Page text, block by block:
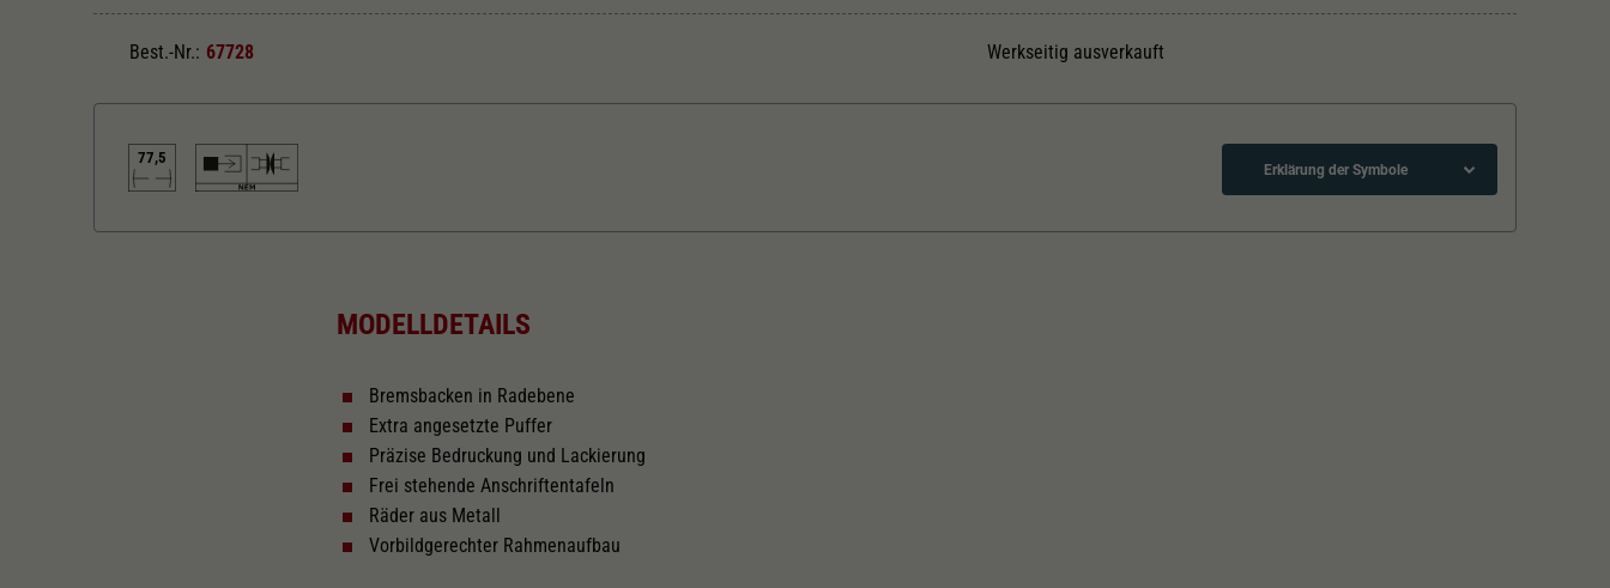
Best.-Nr.: 67728 Werkseitig ausverkauft
77,5
Erklärung der Symbole
MODELLDETAILS
Bremsbacken in Radebene
Extra angesetzte Puffer
Präzise Bedruckung und Lackierung
Frei stehende Anschriftentafeln
Räder aus Metall
Vorbildgerechter Rahmenaufbau
Einstellungen, falls der Webseiten-Betreiber dies